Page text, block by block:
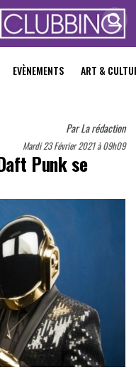
EVÈNEMENTS ART &
ParLa rédaction
Mardi 23 Février 2021 à 09h09
Punk se